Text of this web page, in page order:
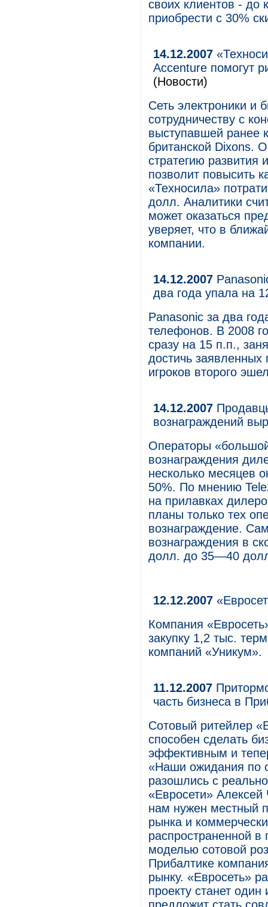
своих клиентов - до
приобрести с 30%
14.12.2007
Accenture помогут
(Новости)
Сеть электроники и
сотрудничеству с
выступавшей ранее
британской Dixons.
стратегию развития
позволит повысить
«Техносила»
долл. Аналитики
может оказаться
уверяет, что в
компании.
14.12.2007
два года упала на
Panasonic за два
телефонов. В 2008
сразу на 15 п.п.,
достичь заявленных
игроков второго
14.12.2007
вознаграждений
Операторы
вознаграждения
несколько месяцев
50%. По мнению
на прилавках
планы только тех
вознаграждение.
вознаграждения в
долл. до 35—40
12.12.2007
Компания
закупку 1,2 тыс.
компаний «Уникум».
11.12.2007
часть бизнеса в
Сотовый ритейлер
способен сделать
эффективным и
«Наши ожидания по
разошлись с
«Евросети»
нам нужен местный
рынка и
распространенной в
моделью сотовой
Прибалтике
рынку. «Евросеть»
проекту станет